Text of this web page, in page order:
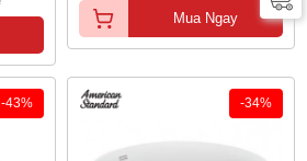
Mua Ngay
-43% -34%